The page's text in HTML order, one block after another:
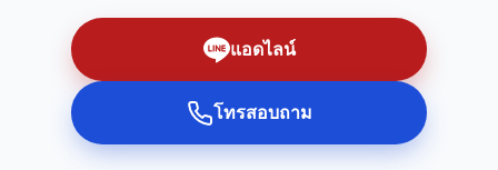
แอดไลน์
โทรสอบถาม